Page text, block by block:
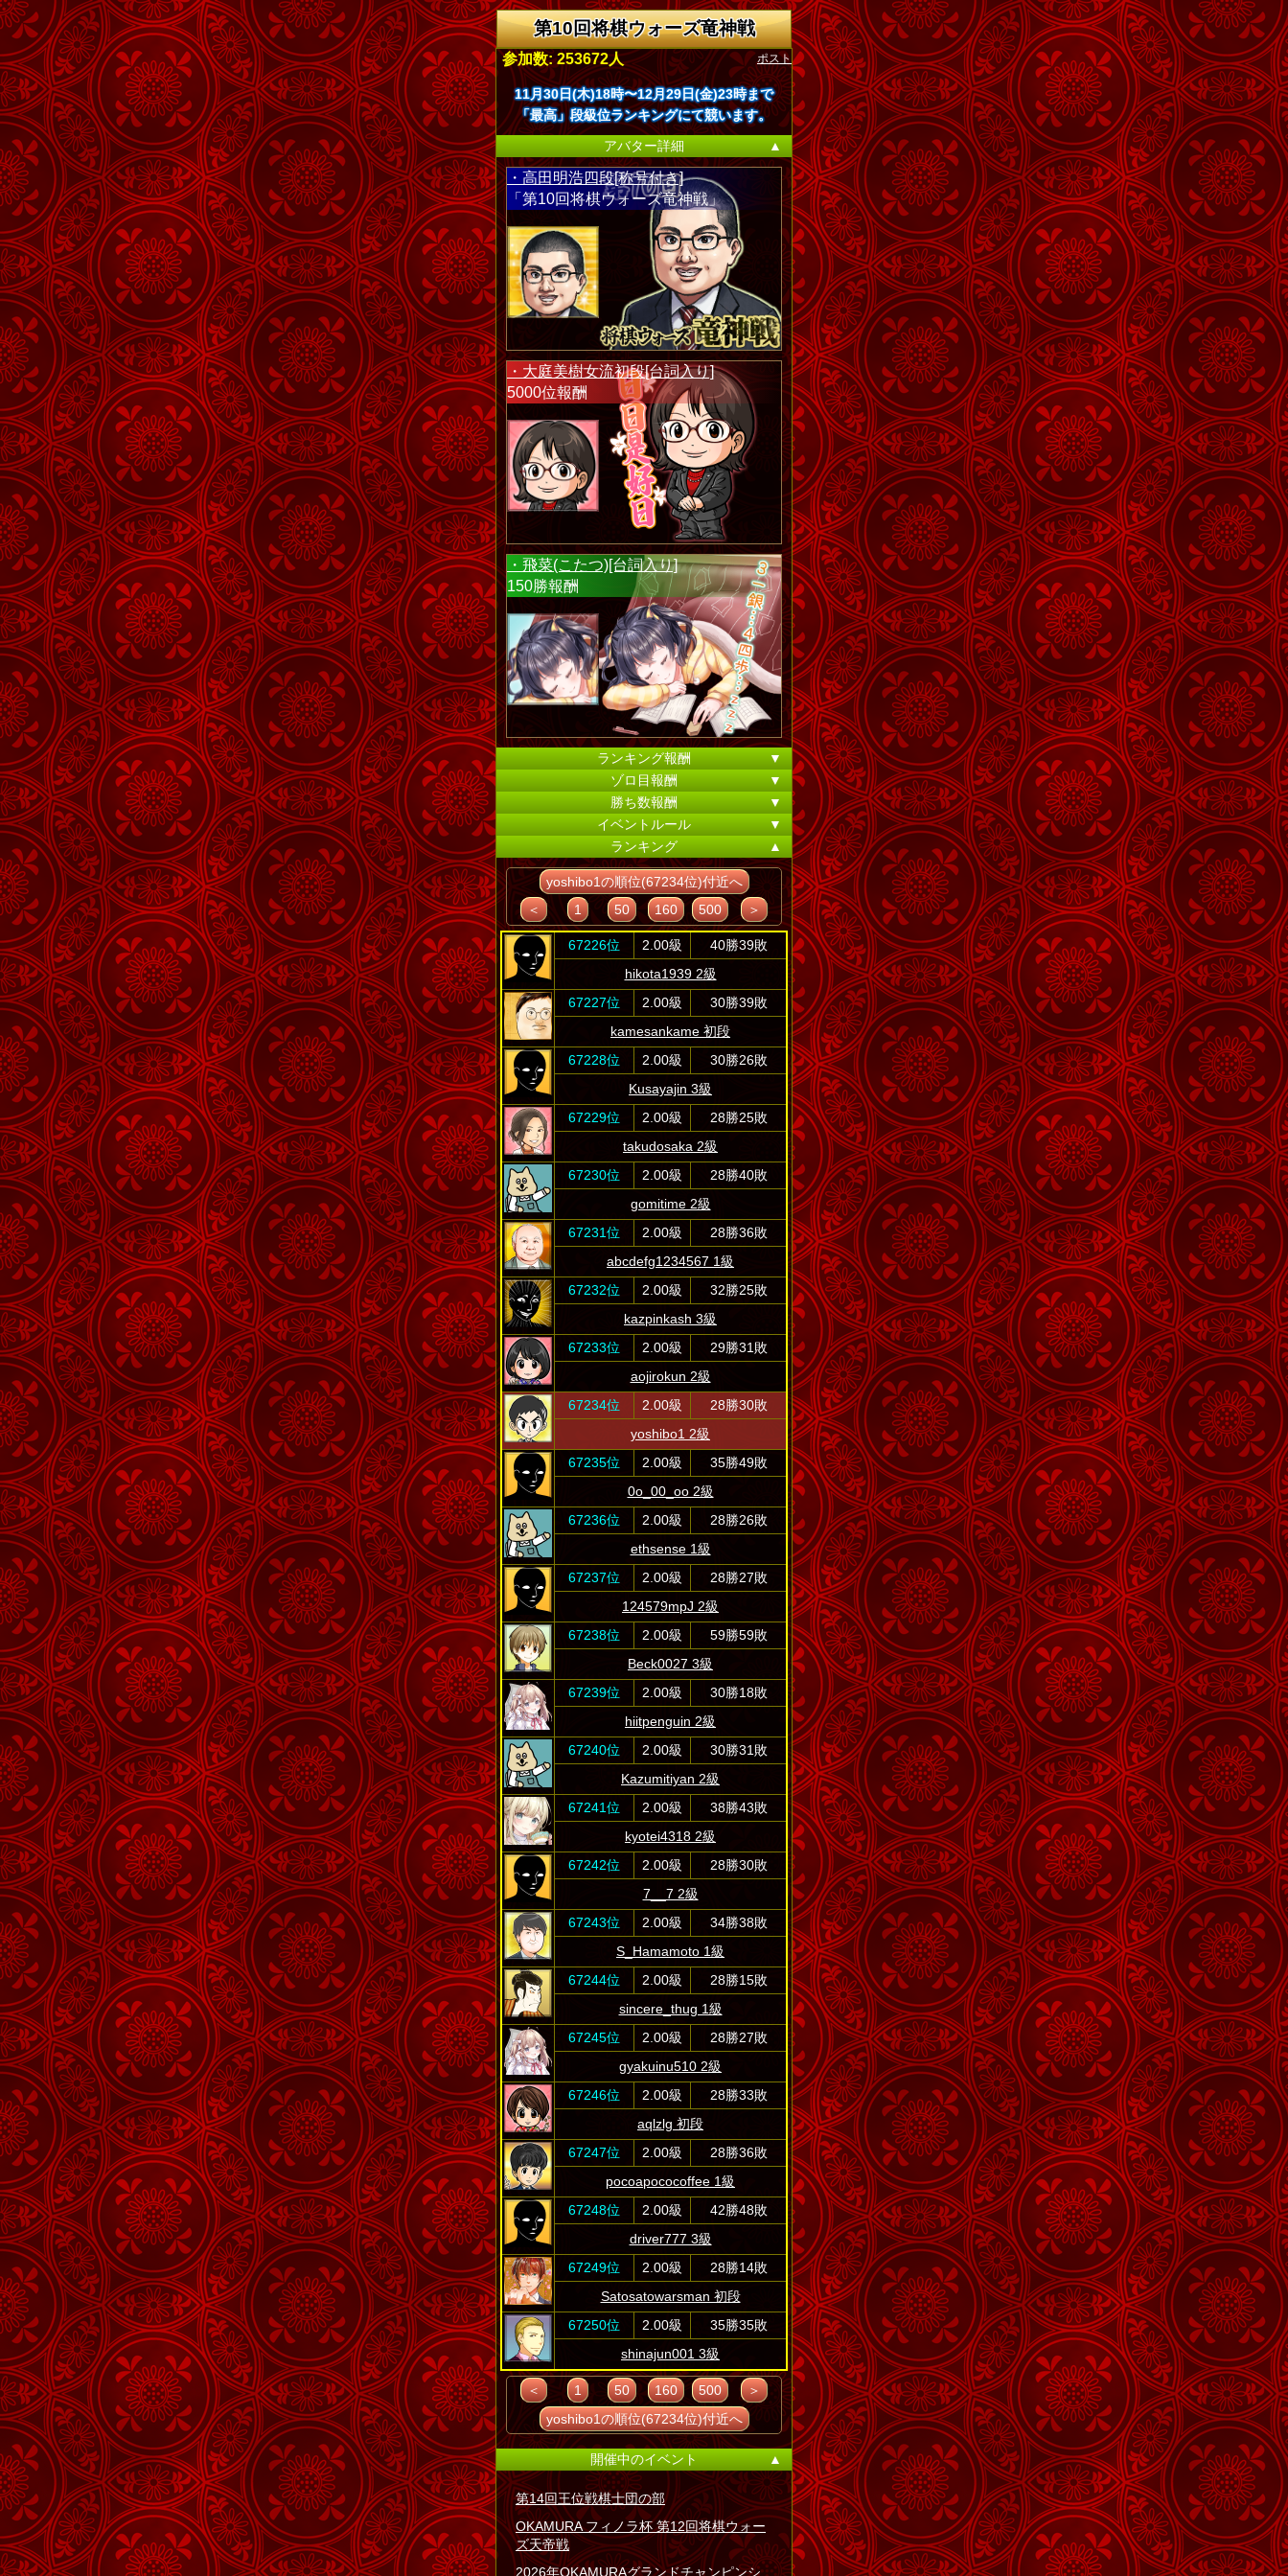
第10回将棋ウォーズ竜神戦
ポスト
参加数: 253672人
11月30日(木)18時〜12月29日(金)23時まで
「最高」段級位ランキングにて競います。
アバター詳細
▲
・高田明浩四段[称号付き]
「第10回将棋ウォーズ竜神戦」
・大庭美樹女流初段[台詞入り]
5000位報酬
・飛菜(こたつ)[台詞入り]
150勝報酬
ランキング報酬
▼
ゾロ目報酬
▼
勝ち数報酬
▼
イベントルール
▼
ランキング
▲
yoshibo1の順位(67234位)付近へ
＜
1 50 160 500 ＞
67226位 2.00級
40勝39敗
hikota1939 2級
67227位
2.00級
30勝39敗
kamesankame 初段
67228位
2.00級
30勝26敗
Kusayajin 3級
67229位
2.00級
28勝25敗
takudosaka 2級
67230位
2.00級
28勝40敗
gomitime 2級
67231位
2.00級
28勝36敗
abcdefg1234567 1級
67232位
2.00級
32勝25敗
kazpinkash 3級
67233位
2.00級
29勝31敗
aojirokun 2級
67234位
2.00級
28勝30敗
yoshibo1 2級
67235位
2.00級
35勝49敗
0o_00_oo 2級
67236位
2.00級
28勝26敗
ethsense 1級
67237位
2.00級
28勝27敗
124579mpJ 2級
67238位
2.00級
59勝59敗
Beck0027 3級
67239位
2.00級
30勝18敗
hiitpenguin 2級
67240位
2.00級
30勝31敗
Kazumitiyan 2級
67241位
2.00級
38勝43敗
kyotei4318 2級
67242位
2.00級
28勝30敗
7__7 2級
67243位
2.00級
34勝38敗
S_Hamamoto 1級
67244位
2.00級
28勝15敗
sincere_thug 1級
67245位
2.00級
28勝27敗
gyakuinu510 2級
67246位
2.00級
28勝33敗
aqlzlg 初段
67247位
2.00級
28勝36敗
pocoapococoffee 1級
67248位
2.00級
42勝48敗
driver777 3級
67249位
2.00級
28勝14敗
Satosatowarsman 初段
67250位
2.00級
35勝35敗
shinajun001 3級
＜ 1 50 160 500
＞
yoshibo1の順位(67234位)付近へ
開催中のイベント ▲
第14回王位戦棋士団の部
OKAMURA フィノラ杯 第12回将棋ウォー
ズ天帝戦
2026年OKAMURAグランドチャンピンシ